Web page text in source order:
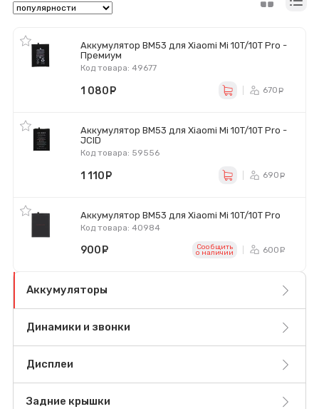
Аккумулятор BM53 для Xiaomi Mi 10T/10T Pro -
Премиум
Код товара: 49677
1 080 670
Аккумулятор BM53 для Xiaomi Mi 10T/10T Pro -
JCID
Код товара: 59556
1 110 690
Аккумулятор BM53 для Xiaomi Mi 10T/10T Pro
Код товара: 40984
900 Сообщить
o наличии 600
Аккумуляторы
Динамики и звонки
Дисплеи
Задние крышки